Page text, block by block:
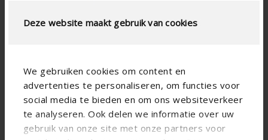
Deze website maakt gebruik van cookies
We gebruiken cookies om content en
advertenties te personaliseren, om functies voor
social media te bieden en om ons websiteverkeer
te analyseren. Ook delen we informatie over uw
gebruik van onze site met onze partners voor